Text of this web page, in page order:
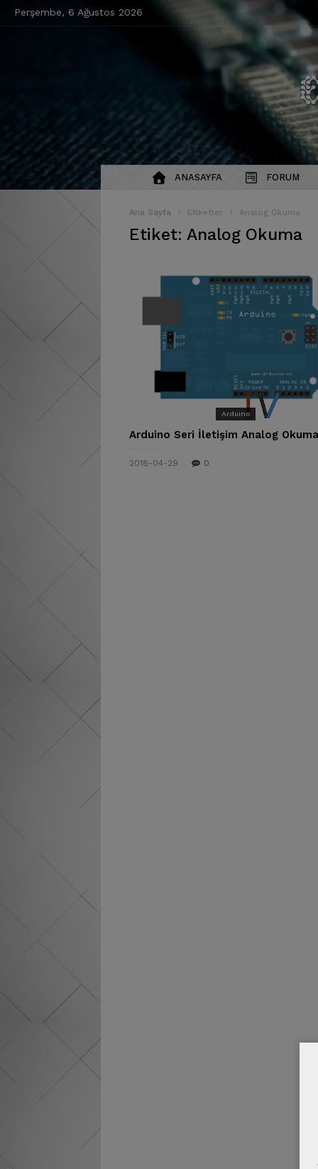
Perşembe, 6 Ağustos 2026
ANASAYFA FORUM
Ana Sayfa Etiketler Analog Okuma
Etiket: Analog Okuma
Arduino
Arduino Seri İletişim Analog Okuma
2018-04-29 0